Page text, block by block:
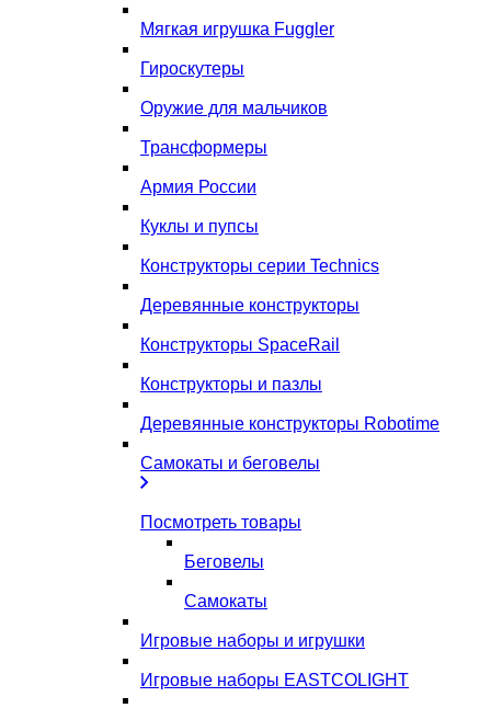
Мягкая игрушка Fuggler
Гироскутеры
Оружие для мальчиков
Трансформеры
Армия России
Куклы и пупсы
Конструкторы серии Technics
Деревянные конструкторы
Конструкторы SpaceRail
Конструкторы и пазлы
Деревянные конструкторы Robotime
Самокаты и беговелы
Посмотреть товары
Беговелы
Самокаты
Игровые наборы и игрушки
Игровые наборы EASTCOLIGHT